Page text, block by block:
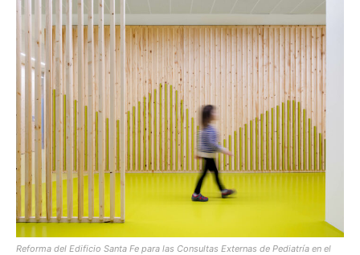
Reforma del Edificio Santa Fe para las Consultas Externas de Pediatría en el